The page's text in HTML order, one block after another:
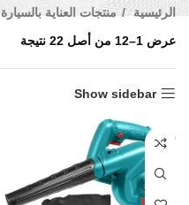
الرئيسية منتجات العناية بالسيارة
عرض 1–12 من أصل 22 نتيجة
Show sidebar